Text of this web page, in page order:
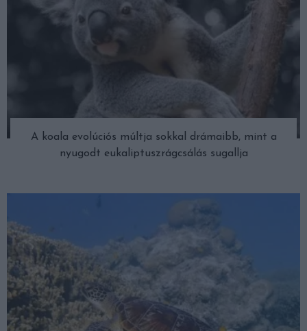
A koala evolúciós múltja sokkal drámaibb, mint a
nyugodt eukaliptuszrágcsálás sugallja